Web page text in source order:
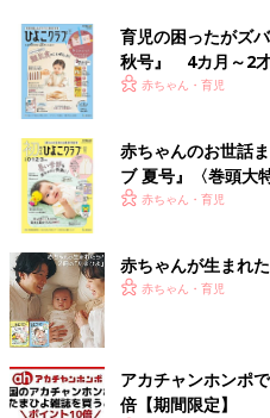
育児の困ったがズ
秋号』 4カ月～2才
いっぱい！
赤ちゃん・育児
赤ちゃんのお世話
ブ 夏号』〈巻頭大
く！ おっぱい・ミ
赤ちゃん・育児
赤ちゃんが生まれ
赤ちゃん・育児
アカチャンホンポ
倍【期間限定】